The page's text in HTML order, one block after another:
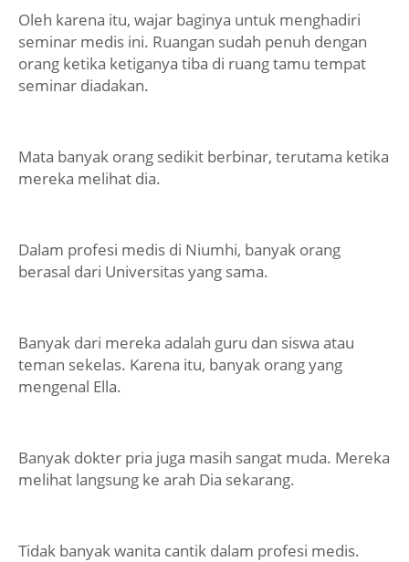
Oleh karena itu, wajar baginya untuk menghadiri
seminar medis ini. Ruangan sudah penuh dengan
orang ketika ketiganya tiba di ruang tamu tempat
seminar diadakan.
Mata banyak orang sedikit berbinar, terutama ketika
mereka melihat dia.
Dalam profesi medis di Niumhi, banyak orang
berasal dari Universitas yang sama.
Banyak dari mereka adalah guru dan siswa atau
teman sekelas. Karena itu, banyak orang yang
mengenal Ella.
Banyak dokter pria juga masih sangat muda. Mereka
melihat langsung ke arah Dia sekarang.
Tidak banyak wanita cantik dalam profesi medis.